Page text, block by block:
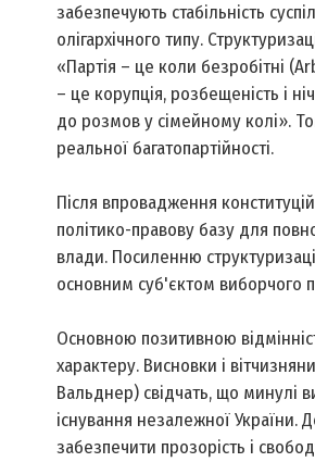
забезпечують стабільність
олігархічного типу.
«Партія – це коли безробітні
– це корупція, розбещеність і
до розмов у сімейному колі».
реальної багатопартійності.
Після впровадження
політико-правову базу для
влади. Посиленню
основним суб'єктом виборчого
Основною позитивною
характеру. Висновки і
Вальднер) свідчать, що минулі
існування незалежної України.
забезпечити прозорість і